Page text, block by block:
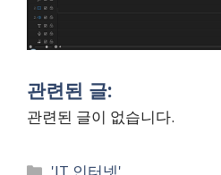
관련된 글:
관련된 글이 없습니다.
Categories
'IT 인터넷'